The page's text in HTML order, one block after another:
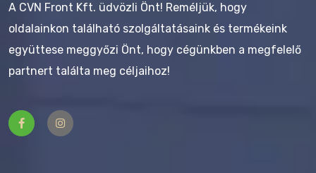
A CVN Front Kft. üdvözli Önt! Reméljük, hogy
oldalainkon található szolgáltatásaink és termékeink
együttese meggyőzi Önt, hogy cégünkben a megfelelő
partnert találta meg céljaihoz!